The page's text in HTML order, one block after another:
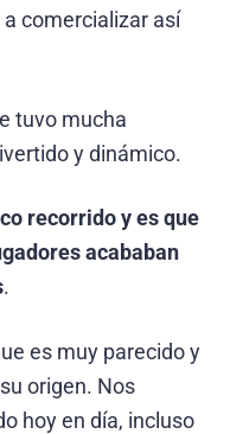
comercializar así
tuvo mucha
y dinámico.
recorrido y es que
acababan
.
es muy parecido y
origen. Nos
hoy en día, incluso